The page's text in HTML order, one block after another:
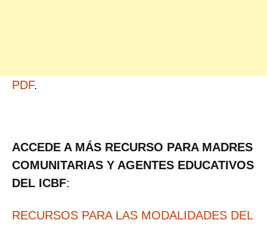
PDF.
ACCEDE A MÁS RECURSO PARA MADRES
COMUNITARIAS Y AGENTES EDUCATIVOS
DEL ICBF:
RECURSOS PARA LAS MODALIDADES DEL